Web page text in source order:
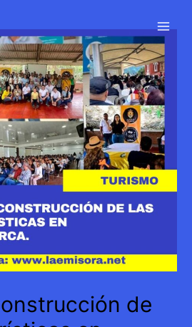
Main
de